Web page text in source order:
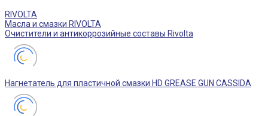
RIVOLTA
Масла и смазки RIVOLTA
Очистители и антикоррозийные составы Rivolta
Нагнетатель для пластичной смазки HD GREASE GUN CASSIDA